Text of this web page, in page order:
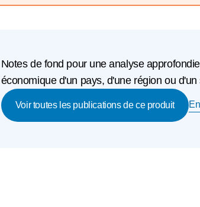
Notes de fond pour une analyse
économique d'un pays, d'une région ou d'un
Voir toutes les publications de ce produit